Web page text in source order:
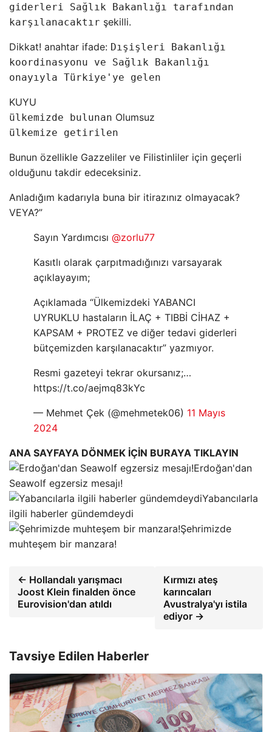
giderleri Sağlık Bakanlığı tarafından
karşılanacaktır şekilli.
Dikkat! anahtar ifade: Dışişleri Bakanlığı
koordinasyonu ve Sağlık Bakanlığı
onayıyla Türkiye'ye gelen
KUYU
ülkemizde bulunan Olumsuz
ülkemize getirilen
Bunun özellikle Gazzeliler ve Filistinliler için geçerli
olduğunu takdir edeceksiniz.
Anladığım kadarıyla buna bir itirazınız olmayacak?
VEYA?”
Sayın Yardımcısı @zorlu77
Kasıtlı olarak çarpıtmadığınızı varsayarak
açıklayayım;
Açıklamada “Ülkemizdeki YABANCI
UYRUKLU hastaların İLAÇ + TIBBİ CİHAZ +
KAPSAM + PROTEZ ve diğer tedavi giderleri
bütçemizden karşılanacaktır” yazmıyor.
Resmi gazeteyi tekrar okursanız;…
https://t.co/aejmq83kYc
— Mehmet Çek (@mehmetek06) 11 Mayıs
2024
ANA SAYFAYA DÖNMEK İÇİN BURAYA TIKLAYIN
Erdoğan'dan
Seawolf egzersiz mesajı!
Yabancılarla
ilgili haberler gündemdeydi
Şehrimizde
muhteşem bir manzara!
← Hollandalı yarışmacı
Joost Klein finalden önce
Eurovision'dan atıldı
Kırmızı ateş
karıncaları
Avustralya'yı istila
ediyor →
Tavsiye Edilen Haberler